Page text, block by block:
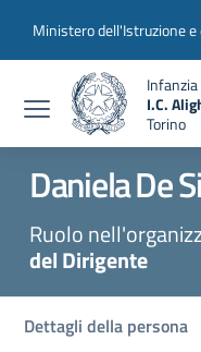
Slim top
Ministero dell'Istruzione
I.C.
Torino
DanielaDe
Ruolo
del Dirigente
Dettagli della persona